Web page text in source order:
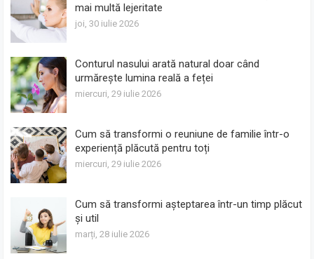
mai multă lejeritate
joi, 30 iulie 2026
Conturul nasului arată natural doar când
urmărește lumina reală a feței
miercuri, 29 iulie 2026
Cum să transformi o reuniune de familie într-o
experiență plăcută pentru toți
miercuri, 29 iulie 2026
Cum să transformi așteptarea într-un timp plăcut
și util
marți, 28 iulie 2026